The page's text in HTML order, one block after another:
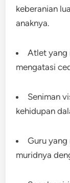
keberanian
anaknya.
Atlet yang
mengatasi
Seniman
kehidupan
Guru
muridnya